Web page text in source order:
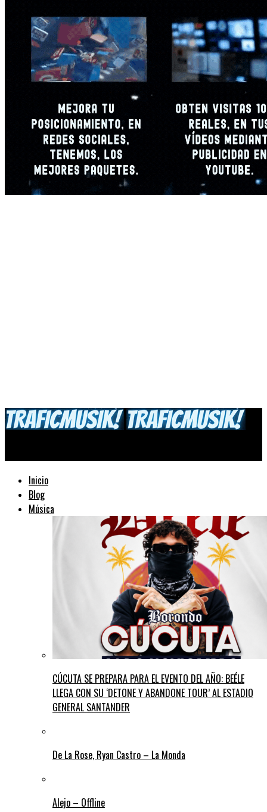
Inicio
Blog
Música
CÚCUTA SE PREPARA PARA EL EVENTO DEL AÑO: BEÉLE
LLEGA CON SU ‘DETONE Y ABANDONE TOUR’ AL ESTADIO
GENERAL SANTANDER
De La Rose, Ryan Castro – La Monda
Alejo – Offline